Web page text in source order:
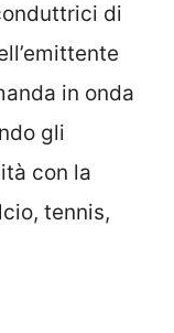
di
in onda
gli
con la
tennis,